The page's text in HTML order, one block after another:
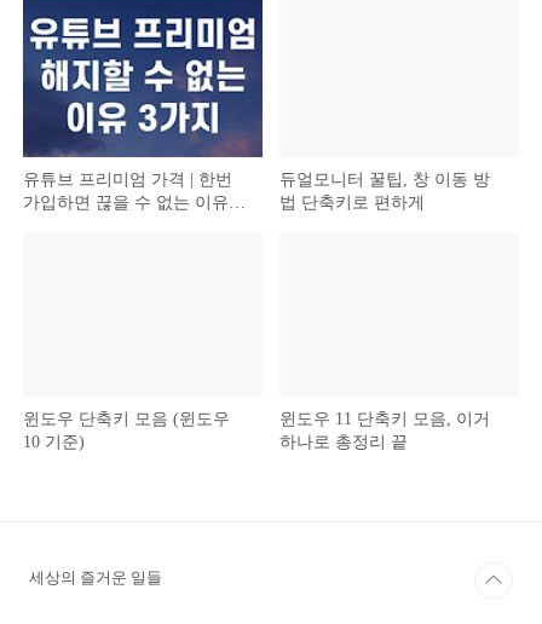
유튜브 프리미엄 가격 | 한번
가입하면 끊을 수 없는 이유 3
듀얼모니터 꿀팁, 창 이동 방
법 단축키로 편하게
윈도우 단축키 모음 (윈도우
10 기준)
윈도우 11 단축키 모음, 이거
하나로 총정리 끝
세상의 즐거운 일들